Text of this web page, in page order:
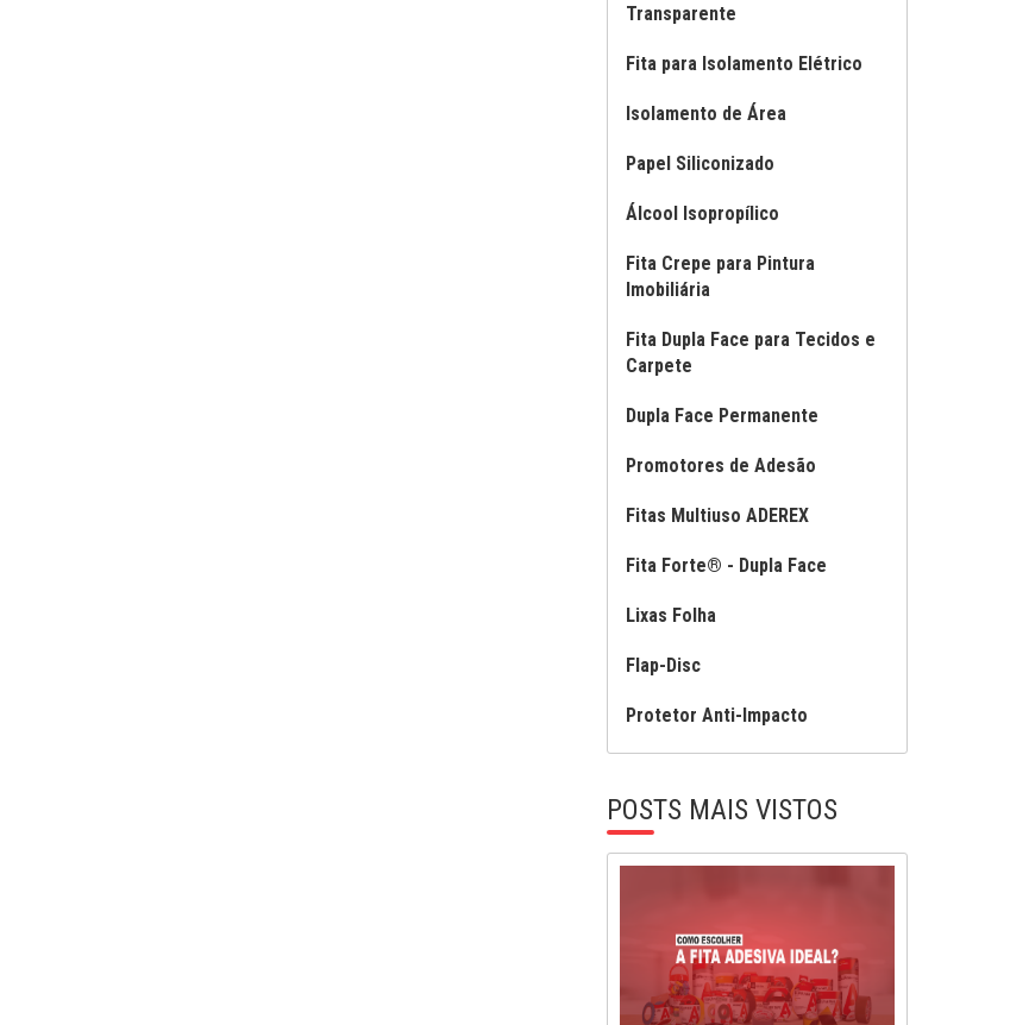
Transparente
Fita para Isolamento Elétrico
Isolamento de Área
Papel Siliconizado
Álcool Isopropílico
Fita Crepe para Pintura
Imobiliária
Fita Dupla Face para Tecidos e
Carpete
Dupla Face Permanente
Promotores de Adesão
Fitas Multiuso ADEREX
Fita Forte® - Dupla Face
Lixas Folha
Flap-Disc
Protetor Anti-Impacto
POSTS MAIS VISTOS